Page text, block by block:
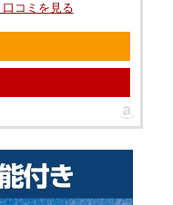
コミを見る